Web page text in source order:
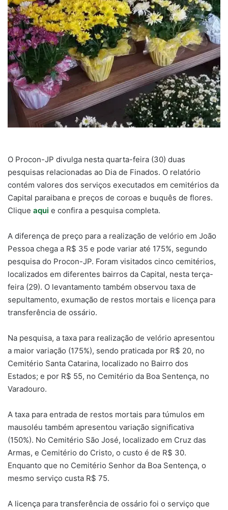
O Procon-JP divulga nesta quarta-feira (30) duas
pesquisas relacionadas ao Dia de Finados. O relatório
contém valores dos serviços executados em cemitérios da
Capital paraibana e preços de coroas e buquês de flores.
Clique aqui e confira a pesquisa completa.
A diferença de preço para a realização de velório em João
Pessoa chega a R$ 35 e pode variar até 175%, segundo
pesquisa do Procon-JP. Foram visitados cinco cemitérios,
localizados em diferentes bairros da Capital, nesta terça-
feira (29). O levantamento também observou taxa de
sepultamento, exumação de restos mortais e licença para
transferência de ossário.
Na pesquisa, a taxa para realização de velório apresentou
a maior variação (175%), sendo praticada por R$ 20, no
Cemitério Santa Catarina, localizado no Bairro dos
Estados; e por R$ 55, no Cemitério da Boa Sentença, no
Varadouro.
A taxa para entrada de restos mortais para túmulos em
mausoléu também apresentou variação significativa
(150%). No Cemitério São José, localizado em Cruz das
Armas, e Cemitério do Cristo, o custo é de R$ 30.
Enquanto que no Cemitério Senhor da Boa Sentença, o
mesmo serviço custa R$ 75.
A licença para transferência de ossário foi o serviço que